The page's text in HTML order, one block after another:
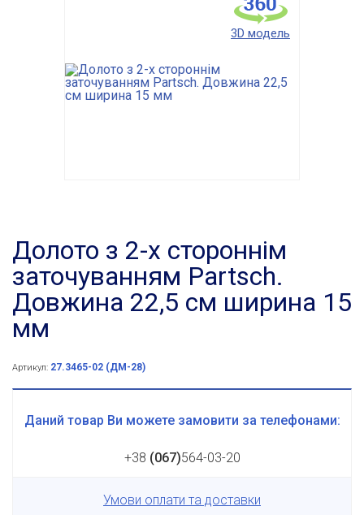
3D модель
Долото з 2-х стороннім
заточуванням Partsch.
Довжина 22,5 см ширина 15
мм
Артикул: 27.3465-02 (ДМ-28)
Даний товар Ви можете замовити за телефонами:
+38 (067)564-03-20
Умови оплати та доставки